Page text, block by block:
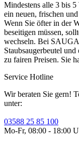
Mindestens alle 3 bis 5
ein neuen, frischen
Wenn Sie öfter in der
beseitigen müssen,
wechseln. Bei
Staubsaugerbeutel
zu fairen Preisen. Sie
Service Hotline
Wir beraten Sie gern!
unter:
03588 25 85 100
Mo-Fr, 08:00 - 18:00